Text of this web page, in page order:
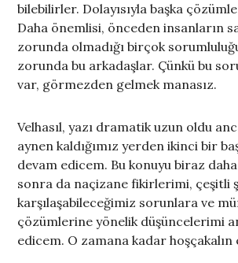
bilebilirler. Dolayısıyla başka
Daha önemlisi, önceden insanların
zorunda olmadığı birçok
zorunda bu arkadaşlar. Çünkü bu
var, görmezden gelmek manasız.
Velhasıl, yazı dramatik uzun oldu
aynen kaldığımız yerden ikinci bir
devam edicem. Bu konuyu biraz
sonra da naçizane fikirlerimi, çeşitli
karşılaşabileceğimiz sorunlara ve
çözümlerine yönelik düşüncelerimi
edicem. O zamana kadar hoşçakalın